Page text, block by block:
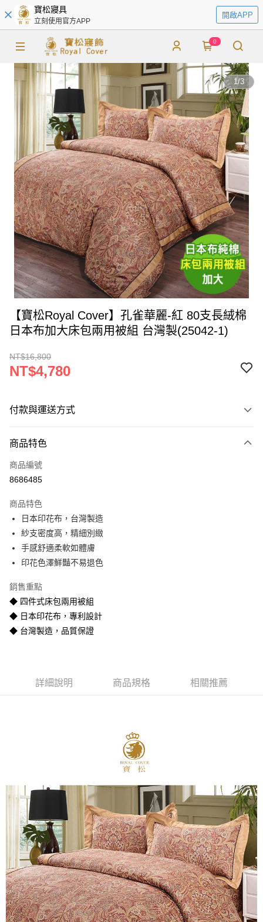
寶松寢具
立刻使用官方APP
開啟APP
0
1/3
【寶松Royal Cover】孔雀華麗-紅 80支長絨棉
日本布加大床包兩用被組 台灣製(25042-1)
NT$16,800
NT$4,780
付款與運送方式
信用卡一次付款
LINE Pay
街口支付
悠遊付
Google Pay
全盈+PAY
AFTEE先享後付
相關說明
【關於「AFTEE先享後付」】
３．安心：先確認商品／服務後，再付款。
２．訂單成立數日內，您將收到繳費通知簡訊。
３．收到繳費通知簡訊後14天內，點擊此簡訊中的連結，可透過四大超商／
ATM／網路銀行／等多元方式進行付款，方視為交易完成。
※ 請注意：結帳手續完成當下不需立刻繳費，但若您需要取消訂單，請聯絡
後付繳納相關費用。
※ 交易是否成功請以「AFTEE先享後付 」之結帳頁面顯示為準，若有關於
是否繳費成功／繳費後需取消欲退款等相關疑問，請聯繫「AFTEE先享後付
客戶支援中心」https://netprotections.freshdesk.com/support/home
【注意事項】
１．透過由恩沛科技股份有限公司提供之「AFTEE先享後付」服務完成之交
易，需依本服務之必要範圍內提供個人資料，並將交易相關給付款項請求債
權轉讓予恩沛科技股份有限公司。
２．關於個人資料處理事宜，請瀏覽以下網址：
https://aftee.tw/terms/#terms3
３．未成年的使用者請事先徵得法定代理人或監護人之同意方可使用
「AFTEE先享後付」，若未經同意申辦者引起之損失，本公司不負相關責
商品特色
商品編號
8686485
商品特色
日本印花布，台灣製造
紗支密度高，精細別緻
手感舒適柔軟如體膚
印花色澤鮮豔不易退色
銷售重點
◆ 四件式床包兩用被組
◆ 日本印花布，專利設計
◆ 台灣製造，品質保證
詳細說明 商品規格 相關推薦